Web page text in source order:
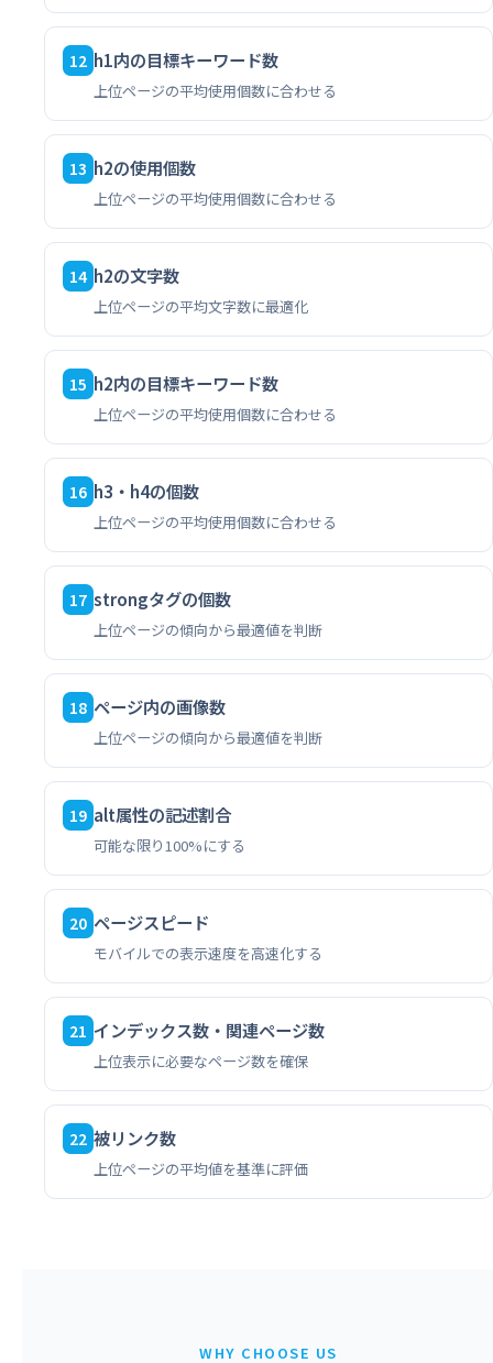
12 h1内の目標キーワード数
上位ページの平均使用個数に合わせる
13 h2の使用個数
上位ページの平均使用個数に合わせる
14 h2の文字数
上位ページの平均文字数に最適化
15 h2内の目標キーワード数
上位ページの平均使用個数に合わせる
16 h3・h4の個数
上位ページの平均使用個数に合わせる
17 strongタグの個数
上位ページの傾向から最適値を判断
18 ページ内の画像数
上位ページの傾向から最適値を判断
19 alt属性の記述割合
可能な限り100%にする
20 ページスピード
モバイルでの表示速度を高速化する
21 インデックス数・関連ページ数
上位表示に必要なページ数を確保
22 被リンク数
上位ページの平均値を基準に評価
WHY CHOOSE US